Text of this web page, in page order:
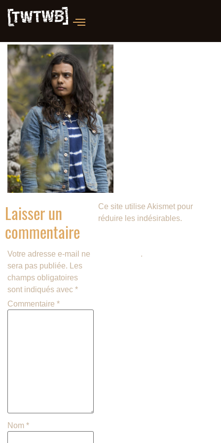
Laisser un
commentaire
Votre adresse e-mail ne
sera pas publiée.
Les
champs obligatoires
sont indiqués avec *
Commentaire *
Nom *
Ce site utilise Akismet pour
réduire les indésirables.
.